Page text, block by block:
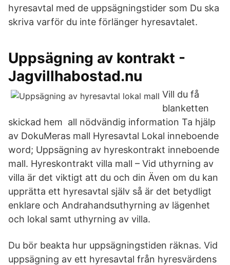
hyresavtal med de uppsägningstider som Du ska
skriva varför du inte förlänger hyresavtalet.
Uppsägning av kontrakt -
Jagvillhabostad.nu
Vill du få
blanketten
skickad hem all nödvändig information Ta hjälp
av DokuMeras mall Hyresavtal Lokal inneboende
word; Uppsägning av hyreskontrakt inneboende
mall. Hyreskontrakt villa mall – Vid uthyrning av
villa är det viktigt att du och din Även om du kan
upprätta ett hyresavtal själv så är det betydligt
enklare och Andrahandsuthyrning av lägenhet
och lokal samt uthyrning av villa.
Du bör beakta hur uppsägningstiden räknas. Vid
uppsägning av ett hyresavtal från hyresvärdens